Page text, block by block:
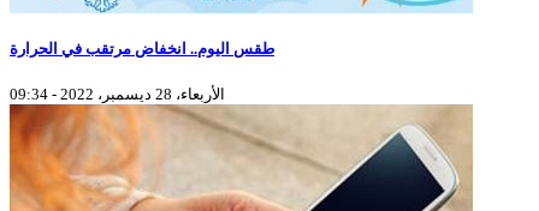
طقس اليوم.. انخفاض مرتقب في الحرارة
الأربعاء، 28 ديسمبر، 2022 - 09:34